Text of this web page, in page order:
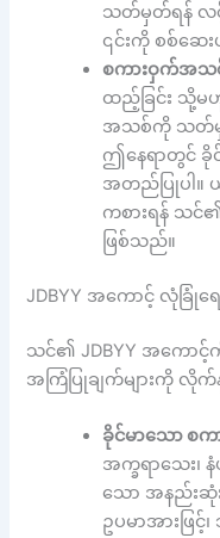
သတ်မှတ်ရန် လင့်
၎င်းကို စစ်ဆေးပ
စကားဝှက်အသ
ထည့်ခြင်း သို့မ
အသစ်ကို သတ်မှတ်
ဤနေရာတွင် ခို
အတည်ပြုပါ
ကစားရန် သင်
ဖြစ်သည်။
JDBYY အကောင့် လုံခြုံရ
သင်၏ JDBYY အကောင့်
အကြံပြုချက်များကို လို
ခိုင်မာသော စ
အက္ခရာသေး၊
သော အနည်းဆုံ
ဥပမာအားဖ